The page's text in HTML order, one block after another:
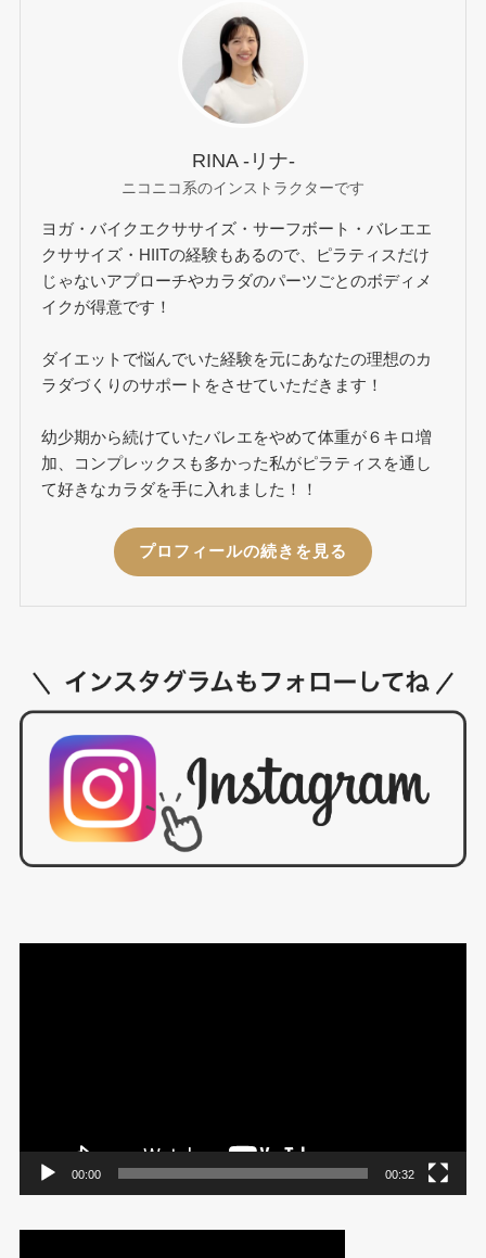
RINA -リナ-
ニコニコ系のインストラクターです
ヨガ・バイクエクササイズ・サーフボート・バレエエ
クササイズ・HIITの経験もあるので、ピラティスだけ
じゃないアプローチやカラダのパーツごとのボディメ
イクが得意です！
ダイエットで悩んでいた経験を元にあなたの理想のカ
ラダづくりのサポートをさせていただきます！
幼少期から続けていたバレエをやめて体重が６キロ増
加、コンプレックスも多かった私がピラティスを通し
て好きなカラダを手に入れました！！
プロフィールの続きを見る
00:00 00:32